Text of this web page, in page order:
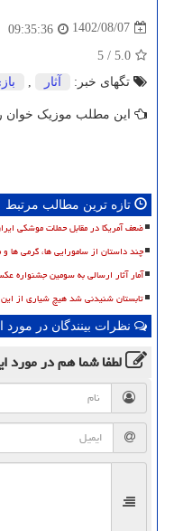
1402/08/07
09:35:36
5.0
/
5
تگهای خبر:
آثار
این مطلب موزیک خوان
تازه ترین مطالب مرتبط
ضعف آمریکا در مقابل حملات موشکی
چند داستان از سامورایی ها، گرمی
آمار آثار ارسالی به سومین جشنواره
تابستان شنیدنی شد هیچ شیاری از
نظرات بینندگان در
لطفا شما همدر مورد